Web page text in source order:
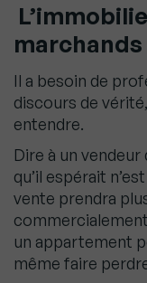
marchands
Il a besoin de
discours de
entendre.
Dire à un
qu’il espérait
vente prendra
un appartement
même faire